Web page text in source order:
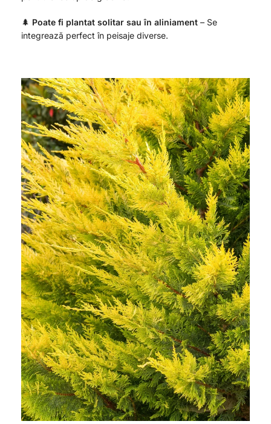
🌲 Poate fi plantat solitar sau în aliniament – Se
integrează perfect în peisaje diverse.